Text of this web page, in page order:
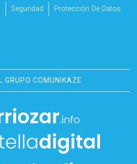
Seguridad Protección De Datos
GRUPO COMUNIKAZE